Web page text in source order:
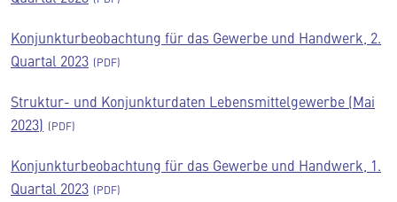
Konjunkturbeobachtung für das Gewerbe und Handwerk, 2.
Quartal 2023
Struktur- und Konjunkturdaten Lebensmittelgewerbe (Mai
2023)
Konjunkturbeobachtung für das Gewerbe und Handwerk, 1.
Quartal 2023